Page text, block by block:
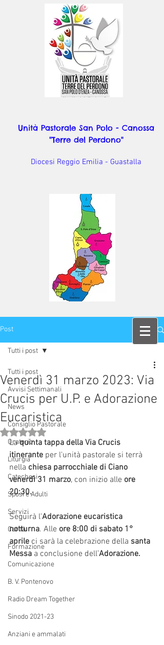
Unità Pastorale San Polo - Canossa
"Terre del Perdono"
Diocesi Reggio Emilia - Guastalla
Post
Tutti i post
Avvisi Settimanali
News
Consiglio Pastorale
Oratorio
Liturgia
Catechesi
Sposi e Adulti
Servizi
Carità
Formazione
Comunicazione
B. V. Pontenovo
Radio Dream Together
Sinodo 2021-23
Anziani e ammalati
Tutti i post
Venerdì 31 marzo 2023: Via
Crucis per U.P. e Adorazione
Eucaristica
Valutazione NaN stelle su 5.
La quinta tappa della Via Crucis
itinerante per l'unità pastorale si terrà
nella chiesa parrocchiale di Ciano
venerdì 31 marzo, con inizio alle ore
20:30.
Seguirà l'Adorazione eucaristica
notturna. Alle ore 8:00 di sabato 1°
aprile ci sarà la celebrazione della santa
Messa a conclusione dell’Adorazione.